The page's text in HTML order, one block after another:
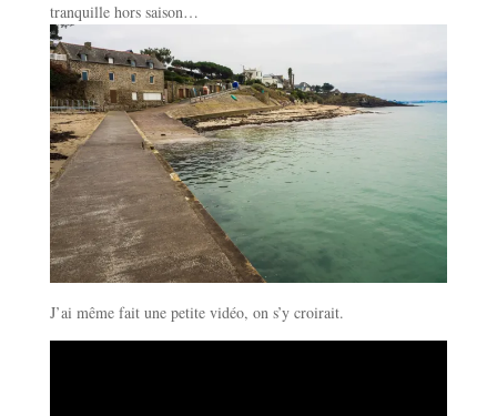
tranquille hors saison…
J’ai même fait une petite vidéo, on s’y croirait.